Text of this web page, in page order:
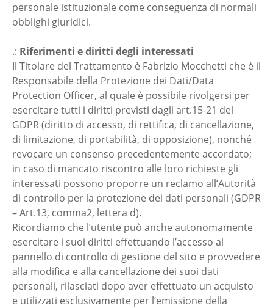
personale istituzionale come conseguenza di normali
obblighi giuridici.
.: Riferimenti e diritti degli interessati
Il Titolare del Trattamento è Fabrizio Mocchetti che è il
Responsabile della Protezione dei Dati/Data
Protection Officer, al quale è possibile rivolgersi per
esercitare tutti i diritti previsti dagli art.15-21 del
GDPR (diritto di accesso, di rettifica, di cancellazione,
di limitazione, di portabilità, di opposizione), nonché
revocare un consenso precedentemente accordato;
in caso di mancato riscontro alle loro richieste gli
interessati possono proporre un reclamo all’Autorità
di controllo per la protezione dei dati personali (GDPR
– Art.13, comma2, lettera d).
Ricordiamo che l’utente può anche autonomamente
esercitare i suoi diritti effettuando l’accesso al
pannello di controllo di gestione del sito e provvedere
alla modifica e alla cancellazione dei suoi dati
personali, rilasciati dopo aver effettuato un acquisto
e utilizzati esclusivamente per l’emissione della